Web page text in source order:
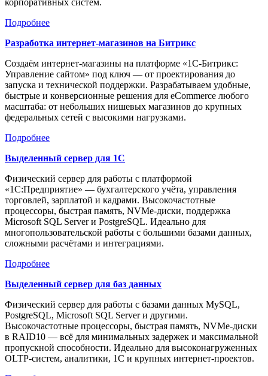
корпоративных систем.
Подробнее
Разработка интернет-магазинов на Битрикс
Создаём интернет-магазины на платформе «1С-Битрикс:
Управление сайтом» под ключ — от проектирования до
запуска и технической поддержки. Разрабатываем удобные,
быстрые и конверсионные решения для eCommerce любого
масштаба: от небольших нишевых магазинов до крупных
федеральных сетей с высокими нагрузками.
Подробнее
Выделенный сервер для 1С
Физический сервер для работы с платформой
«1С:Предприятие» — бухгалтерского учёта, управления
торговлей, зарплатой и кадрами. Высокочастотные
процессоры, быстрая память, NVMe-диски, поддержка
Microsoft SQL Server и PostgreSQL. Идеально для
многопользовательской работы с большими базами данных,
сложными расчётами и интеграциями.
Подробнее
Выделенный сервер для баз данных
Физический сервер для работы с базами данных MySQL,
PostgreSQL, Microsoft SQL Server и другими.
Высокочастотные процессоры, быстрая память, NVMe-диски
в RAID10 — всё для минимальных задержек и максимальной
пропускной способности. Идеально для высоконагруженных
OLTP-систем, аналитики, 1С и крупных интернет-проектов.